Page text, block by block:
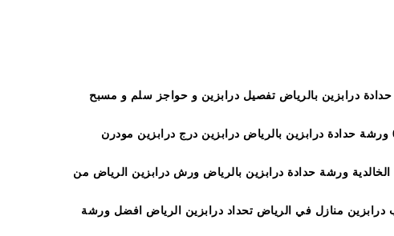
ما تريد, حداد درابزين بالرياض 0501551260 افضل ورشة حدادة درابزين بالرياض تفصيل درابزين و حواجز سلم و مسبح
استانلس ستيل ورشة حداده درابزين الرياض متخصص في تنفيذ درابزين حديد في الرياض حداد درابزين الرياض 0501551260 ورشة حدادة درابزين بالرياض درابزين درج درابزين مودرن
درابزين درج درابزين مودرن الخالدية ورشة حدادة درابزين بالرياض ورش درابزين الرياض من
درابزين منازل في الرياض تحداد درابزين الرياض افضل ورشة